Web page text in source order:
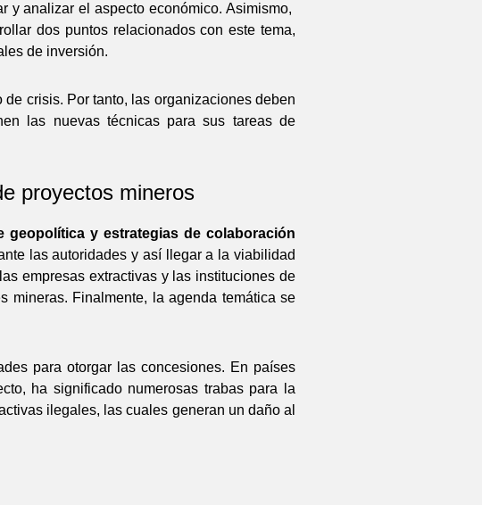
y analizar el aspecto económico. Asimismo,
dos puntos relacionados con este tema,
de inversión.
crisis. Por tanto, las organizaciones deben
las nuevas técnicas para sus tareas de
proyectos mineros
geopolítica y estrategias de colaboración
las autoridades y así llegar a la viabilidad
empresas extractivas y las instituciones de
mineras. Finalmente, la agenda temática se
para otorgar las concesiones. En países
ha significado numerosas trabas para la
ilegales, las cuales generan un daño al